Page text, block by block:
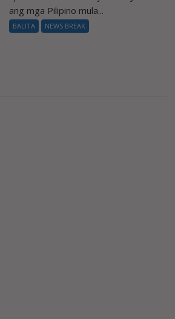
ang mga Pilipino mula...
BALITA NEWS BREAK